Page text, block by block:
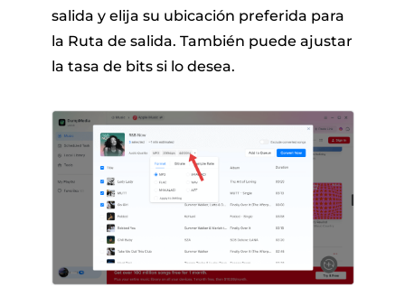
salida y elija su ubicación preferida para
la Ruta de salida. También puede ajustar
la tasa de bits si lo desea.